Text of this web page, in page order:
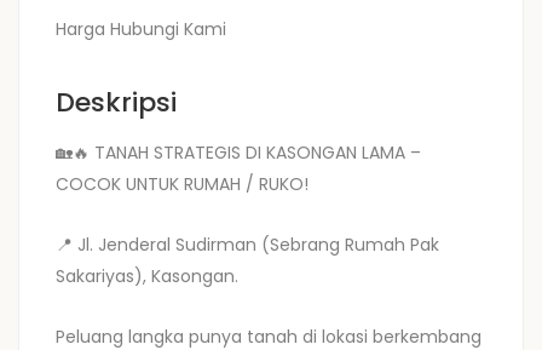
Harga Hubungi Kami
Deskripsi
🏡🔥 TANAH STRATEGIS DI KASONGAN LAMA –
COCOK UNTUK RUMAH / RUKO!
📍 Jl. Jenderal Sudirman (Sebrang Rumah Pak
Sakariyas), Kasongan.
Peluang langka punya tanah di lokasi berkembang